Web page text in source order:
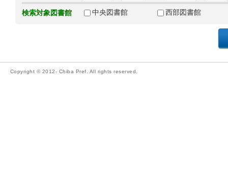
検索対象図書館 中央図書館 西部図書館
Copyright © 2012- Chiba Pref. All rights reserved.